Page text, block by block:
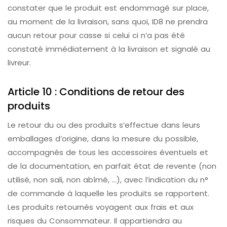
constater que le produit est endommagé sur place,
au moment de la livraison, sans quoi, ID8 ne prendra
aucun retour pour casse si celui ci n’a pas été
constaté immédiatement à la livraison et signalé au
livreur.
Article 10 : Conditions de retour des
produits
Le retour du ou des produits s’effectue dans leurs
emballages d’origine, dans la mesure du possible,
accompagnés de tous les accessoires éventuels et
de la documentation, en parfait état de revente (non
utilisé, non sali, non abîmé, …), avec l’indication du n°
de commande à laquelle les produits se rapportent.
Les produits retournés voyagent aux frais et aux
risques du Consommateur. Il appartiendra au